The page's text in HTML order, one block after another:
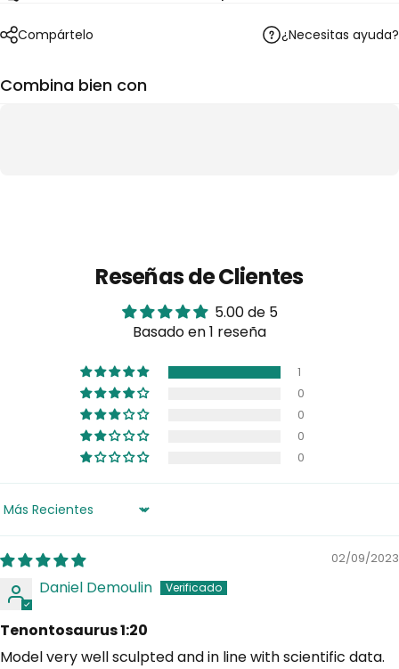
Compártelo ¿Necesitas ayuda?
Combina bien con
Reseñas de Clientes
5.00 de 5
Basado en 1 reseña
1
0
0
0
0
Sort by
02/09/2023
Daniel Demoulin
Tenontosaurus 1:20
Model very well sculpted and in line with scientific data.